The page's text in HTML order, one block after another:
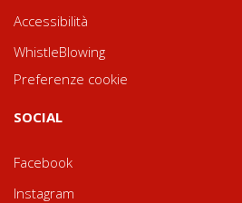
Accessibilità
WhistleBlowing
Preferenze cookie
SOCIAL
Facebook
Instagram